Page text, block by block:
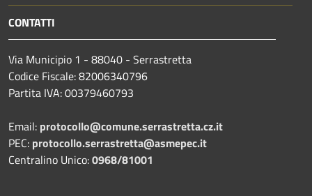
CONTATTI
Via Municipio 1 - 88040 - Serrastretta
Codice Fiscale: 82006340796
Partita IVA: 00379460793
Email: protocollo@comune.serrastretta.cz.it
PEC: protocollo.serrastretta@asmepec.it
Centralino Unico:0968/81001